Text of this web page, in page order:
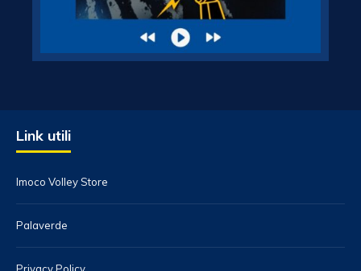
Link utili
Imoco Volley Store
Palaverde